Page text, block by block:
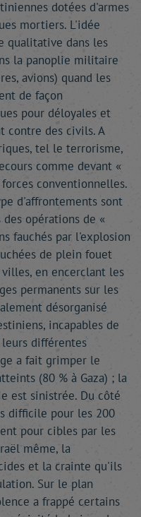
dotées d'armes
mortiers. L'idée
qualitative dans les
la panoplie militaire
avions) quand les
de façon
pour déloyales et
contre des civils. A
tel le terrorisme,
comme devant «
conventionnelles.
d'affrontements sont
opérations de «
fauchés par l'explosion
de plein fouet
en encerclant les
permanents sur les
désorganisé
incapables de
différentes
a fait grimper le
(80 % à Gaza) ; la
est sinistrée. Du côté
difficile pour les 200
pour cibles par les
même, la
et la crainte qu'ils
Sur le plan
a frappé certains